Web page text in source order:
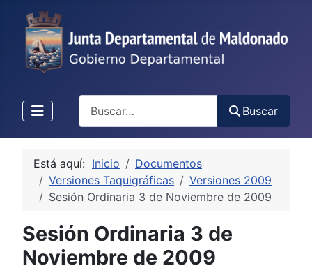
Buscar
Está aquí: Inicio
Documentos
Versiones Taquigráficas
Versiones 2009
Sesión Ordinaria 3 de Noviembre de 2009
Sesión Ordinaria 3 de
Noviembre de 2009